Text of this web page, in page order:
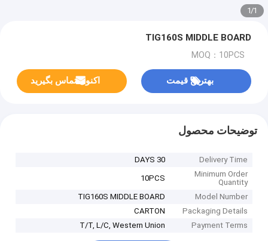
1
/
1
TIG160S MIDDLE BOARD
MOQ：10PCS
بهترین قیمت اکنون تماس بگیرید
توضیحات محصول
Delivery Time
30 DAYS
Minimum Order
Quantity
10PCS
Model Number
TIG160S MIDDLE BOARD
Packaging Details
CARTON
Payment Terms
T/T, L/C, Western Union